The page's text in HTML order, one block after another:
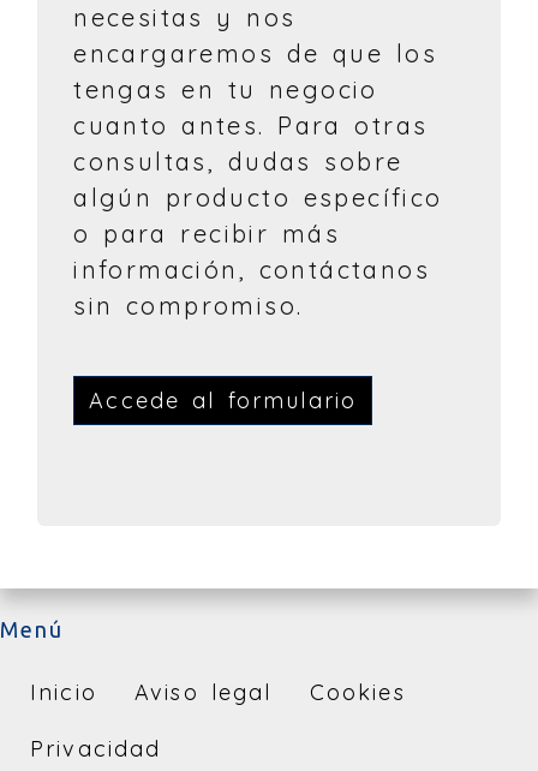
necesitas y nos
encargaremos de que los
tengas en tu negocio
cuanto antes. Para otras
consultas, dudas sobre
algún producto específico
o para recibir más
información, contáctanos
sin compromiso.
Accede al formulario
Menú
Inicio Aviso legal Cookies
Privacidad